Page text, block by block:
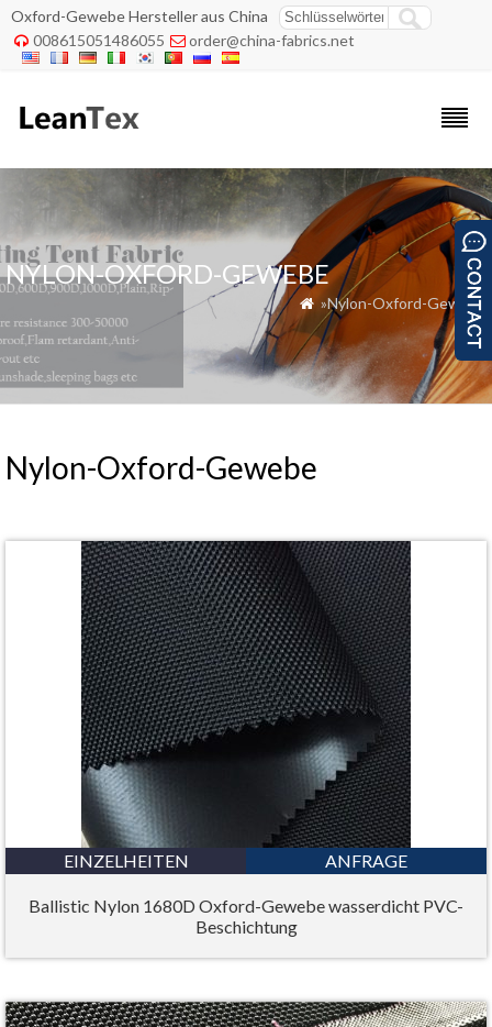
Oxford-Gewebe Hersteller aus China
 008615051486055  order@china-fabrics.net
NYLON-OXFORD-GEWEBE
 »Nylon-Oxford-Gewebe
Nylon-Oxford-Gewebe
EINZELHEITEN ANFRAGE
Ballistic Nylon 1680D Oxford-Gewebe wasserdicht PVC-
Beschichtung